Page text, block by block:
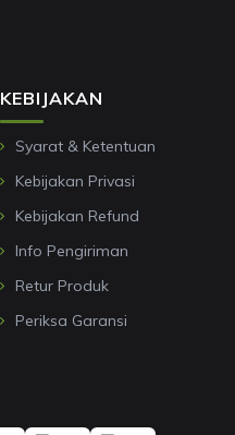
KEBIJAKAN
Syarat & Ketentuan
Kebijakan Privasi
Kebijakan Refund
Info Pengiriman
Retur Produk
Periksa Garansi